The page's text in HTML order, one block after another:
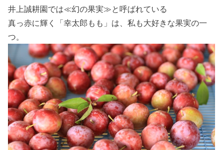
井上誠耕園では≪幻の果実≫と呼ばれている
真っ赤に輝く「幸太郎もも」は、私も大好きな果実の一
つ。